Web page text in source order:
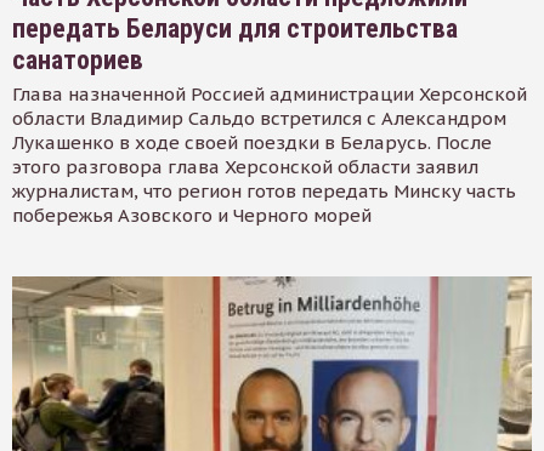
передать Беларуси для строительства
санаториев
Глава назначенной Россией администрации Херсонской
области Владимир Сальдо встретился с Александром
Лукашенко в ходе своей поездки в Беларусь. После
этого разговора глава Херсонской области заявил
журналистам, что регион готов передать Минску часть
побережья Азовского и Черного морей